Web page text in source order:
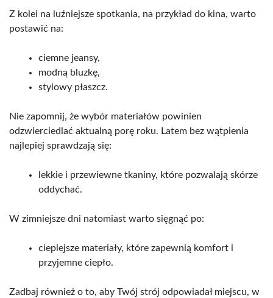
Z kolei na luźniejsze spotkania, na przykład do kina, warto
postawić na:
ciemne jeansy,
modną bluzkę,
stylowy płaszcz.
Nie zapomnij, że wybór materiałów powinien
odzwierciedlać aktualną porę roku. Latem bez wątpienia
najlepiej sprawdzają się:
lekkie i przewiewne tkaniny, które pozwalają skórze
oddychać.
W zimniejsze dni natomiast warto sięgnąć po:
cieplejsze materiały, które zapewnią komfort i
przyjemne ciepło.
Zadbaj również o to, aby Twój strój odpowiadał miejscu, w